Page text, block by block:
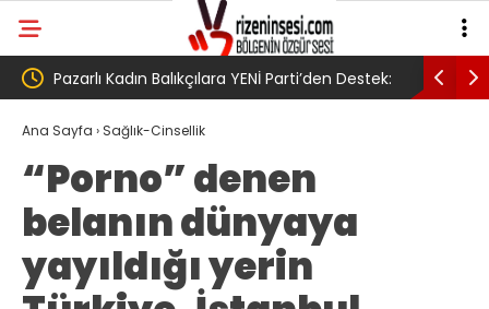
Destek: AV. Süzen “Meclis’e gelen Çerçeve
Yasa Türkiye’de yeni bir başlangıç için
umudumuzun fidesi olmuştur”
Ana Sayfa › Sağlık-Cinsellik
“Porno” denen
belanın dünyaya
yayıldığı yerin